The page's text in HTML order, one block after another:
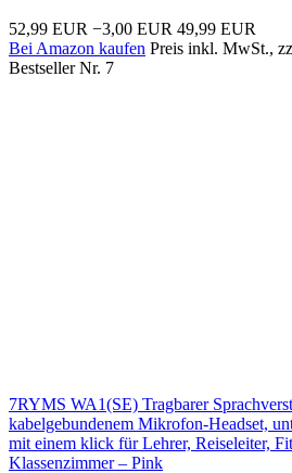
52,99 EUR −3,00 EUR 49,99 EUR
Bei Amazon kaufen Preis inkl. MwSt.,
Bestseller Nr. 7
7RYMS WA1(SE) Tragbarer
kabelgebundenem Mikrofon-Headset,
mit einem klick für Lehrer, Reiseleiter,
Klassenzimmer – Pink